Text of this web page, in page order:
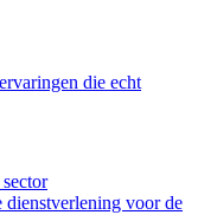
die echt
voor de